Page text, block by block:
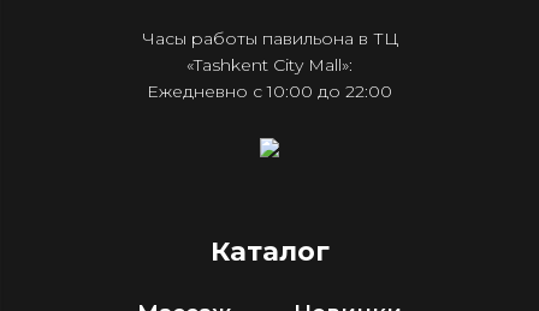
Часы работы павильона в ТЦ
«Tashkent City Mall»:
Ежедневно с 10:00 до 22:00
Каталог